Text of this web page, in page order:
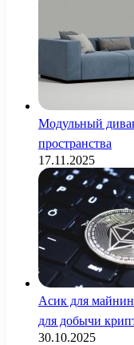
Модульный
пространства
17.11.2025
Асик для
для добычи
30.10.2025